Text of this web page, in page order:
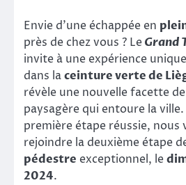
Envie d’une échappée en
près de chez vous ? LeGrand
invite à une expérience
dans laceinture verte de
révèle une nouvelle facette
paysagère qui entoure la
première étape réussie, nous
rejoindre la deuxième étape
pédestre exceptionnel, le
2024.